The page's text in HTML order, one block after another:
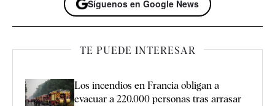
Síguenos en Google News
TE PUEDE INTERESAR
Los incendios en Francia obligan a
evacuar a 220.000 personas tras arrasar